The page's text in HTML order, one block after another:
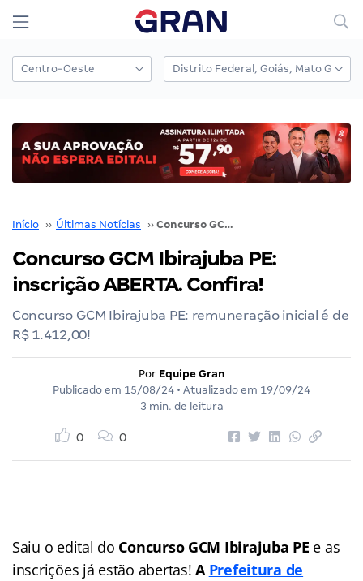
Início ›› Últimas Notícias ›› Concurso GCM Ibirajuba PE: inscrição ABERTA. Confira!
Concurso GCM Ibirajuba PE:
inscrição ABERTA. Confira!
Concurso GCM Ibirajuba PE: remuneração inicial é de
R$ 1.412,00!
Por Equipe Gran
Publicado em 15/08/24 • Atualizado em 19/09/24
3 min. de leitura
0 0
Saiu o edital do Concurso GCM Ibirajuba PE e as
inscrições já estão abertas!A Prefeitura de